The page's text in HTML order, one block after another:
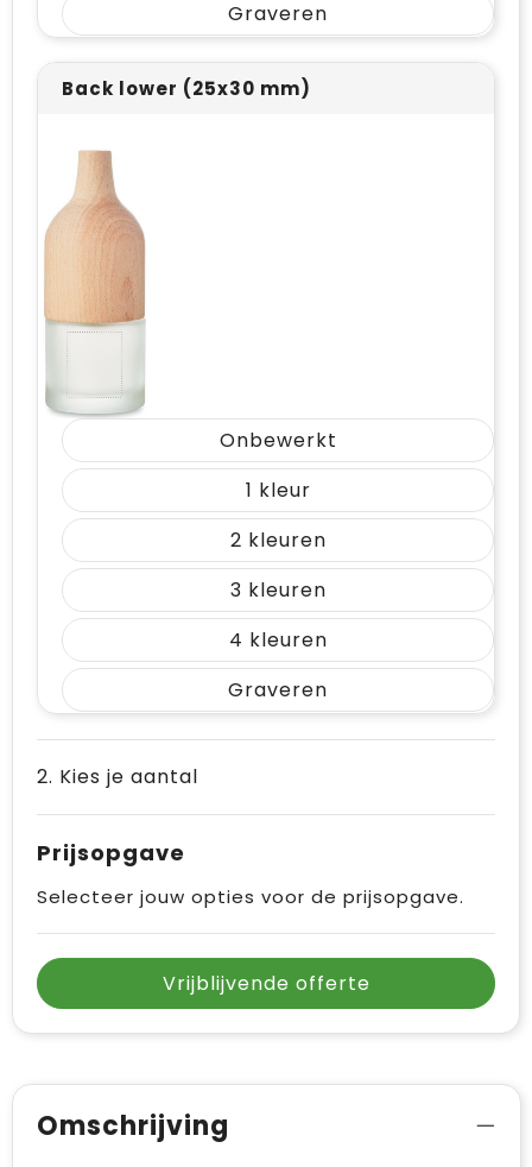
Graveren
Back lower (25x30 mm)
Onbewerkt
1
2
3
4
Graveren
2. Kies je aantal
Prijsopgave
Selecteer jouw opties voor de prijsopgave.
Vrijblijvende offerte
Omschrijving